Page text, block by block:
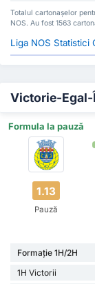
Totalul cartonașelor
NOS. Au fost 1563
Liga NOS Statistici
Victorie-Egal-
Formula la pauză
1.13
Pauză
Formație 1H/2H
1H Victorii